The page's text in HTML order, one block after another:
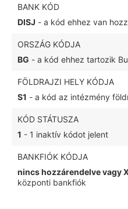
BANK KÓD
DISJ - a kód ehhez van
ORSZÁG KÓDJA
BG - a kód ehhez tartozik
FÖLDRAJZI HELY KÓDJA
S1 - a kód az intézmény
KÓD STÁTUSZA
1 - 1 inaktív kódot jelent
BANKFIÓK KÓDJA
nincs hozzárendelve vagy
központi bankfiók